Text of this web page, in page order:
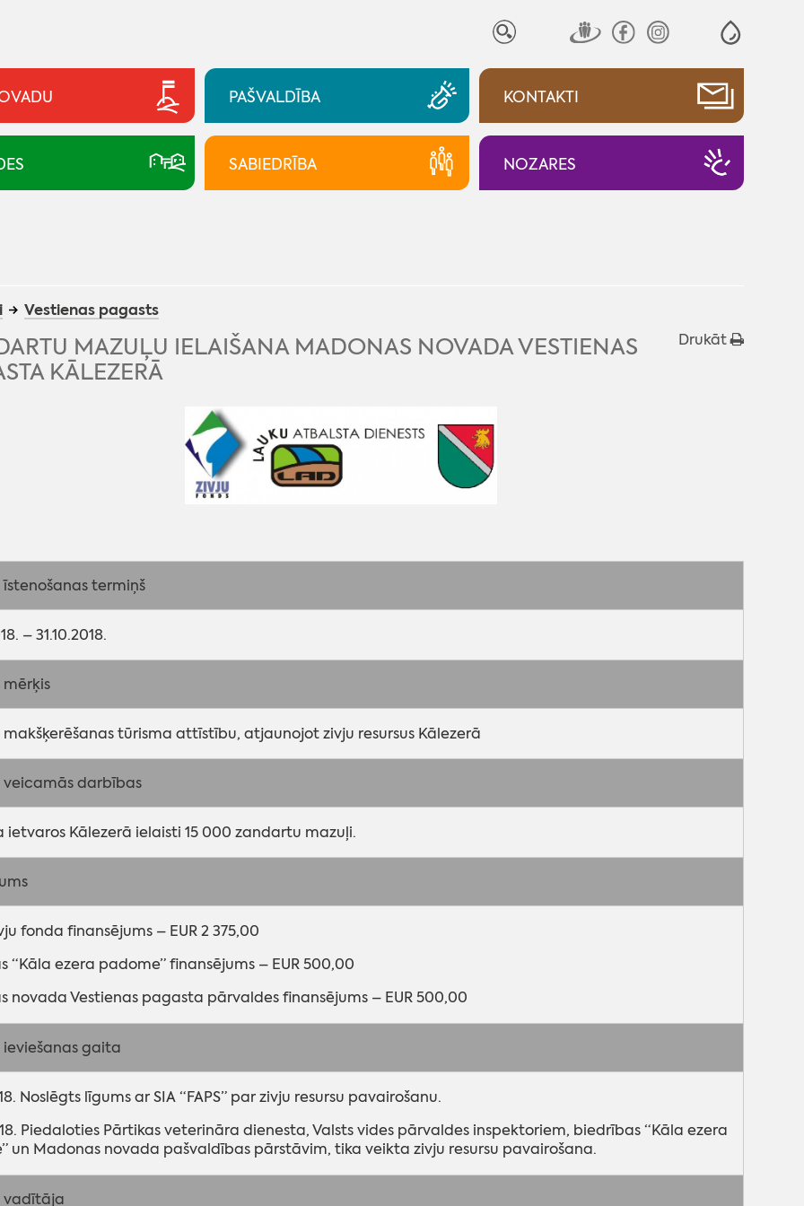
PAŠVALDĪBA KONTAKTI
SABIEDRĪBA NOZARES
Vestienas pagasts
Drukāt
MAZUĻU IELAIŠANA MADONAS NOVADA VESTIENAS
KĀLEZERĀ
termiņš
– 31.10.2018.
tūrisma attīstību, atjaunojot zivju resursus Kālezerā
veicamās darbības
ietvaros Kālezerā ielaisti 15 000 zandartu mazuļi.
fonda finansējums – EUR 2 375,00
“Kāla ezera padome” finansējums – EUR 500,00
novada Vestienas pagasta pārvaldes finansējums – EUR 500,00
ieviešanas gaita
Noslēgts līgums ar SIA “FAPS” par zivju resursu pavairošanu.
Piedaloties Pārtikas veterināra dienesta, Valsts vides pārvaldes inspektoriem, biedrības “Kāla ezera
un Madonas novada pašvaldības pārstāvim, tika veikta zivju resursu pavairošana.
vadītāja